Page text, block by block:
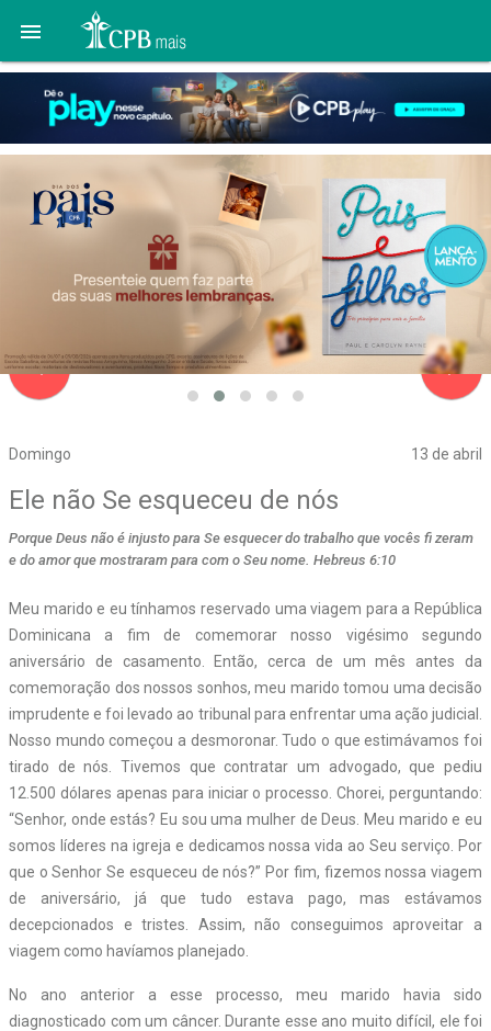

Domingo 13 de abril
navigate_before
Ele não Se esqueceu de nós
Porque Deus não é injusto para Se esquecer do trabalho que vocês fi zeram
e do amor que mostraram para com o Seu nome. Hebreus 6:10
Meu marido e eu tínhamos reservado uma viagem para a República
Dominicana a fim de comemorar nosso vigésimo segundo
aniversário de casamento. Então, cerca de um mês antes da
comemoração dos nossos sonhos, meu marido tomou uma decisão
imprudente e foi levado ao tribunal para enfrentar uma ação judicial.
Nosso mundo começou a desmoronar. Tudo o que estimávamos foi
tirado de nós. Tivemos que contratar um advogado, que pediu
12.500 dólares apenas para iniciar o processo. Chorei, perguntando:
“Senhor, onde estás? Eu sou uma mulher de Deus. Meu marido e eu
somos líderes na igreja e dedicamos nossa vida ao Seu serviço. Por
que o Senhor Se esqueceu de nós?” Por fim, fizemos nossa viagem
de aniversário, já que tudo estava pago, mas estávamos
decepcionados e tristes. Assim, não conseguimos aproveitar a
viagem como havíamos planejado.
No ano anterior a esse processo, meu marido havia sido
diagnosticado com um câncer. Durante esse ano muito difícil, ele foi
navigate_next